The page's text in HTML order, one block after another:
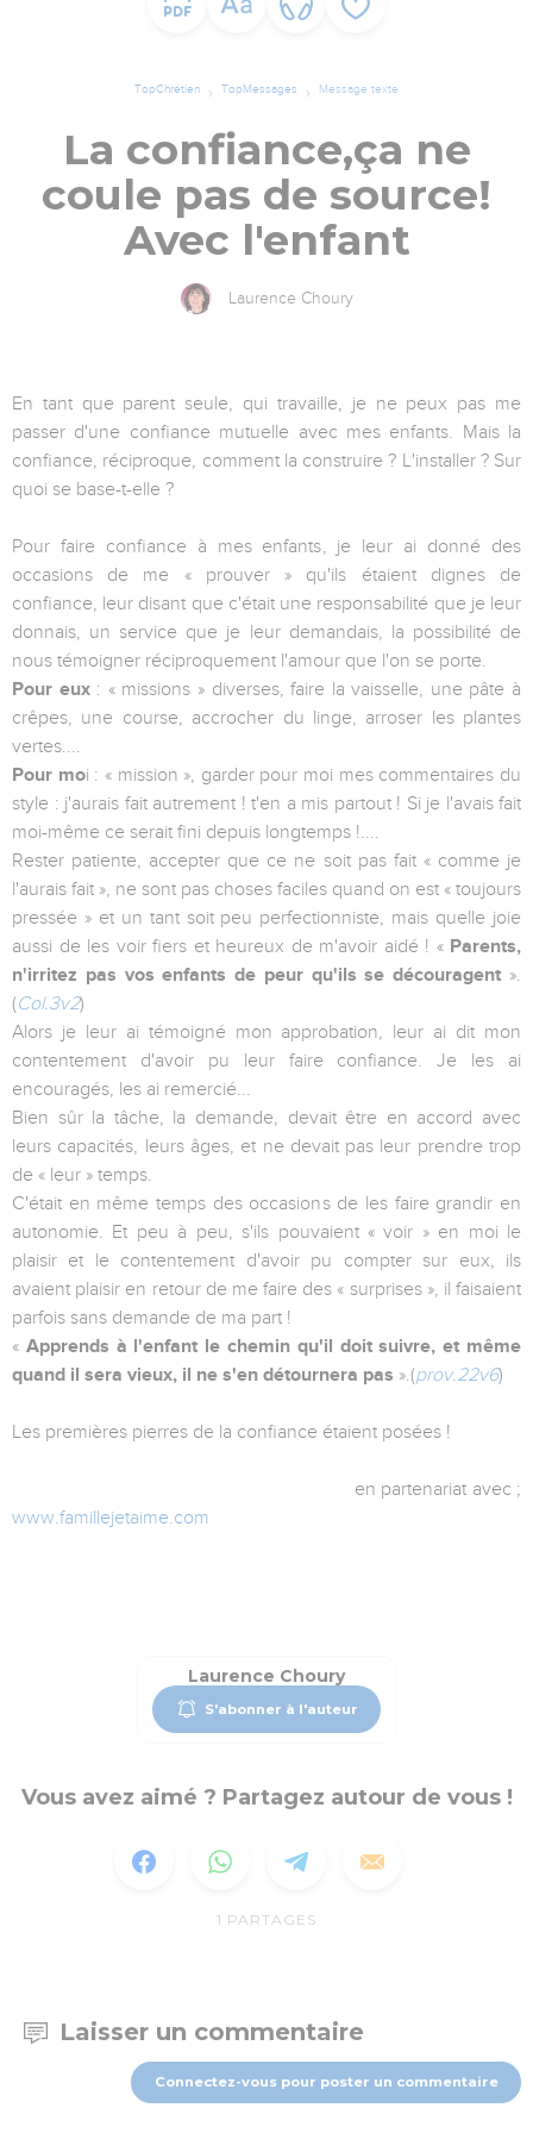
TopChrétien TopMessages Message texte
La confiance,ça ne
coule pas de source!
Avec l'enfant
Laurence Choury
En tant que parent seule, qui travaille, je ne peux pas me
passer d'une confiance mutuelle avec mes enfants. Mais la
confiance, réciproque, comment la construire ? L'installer ? Sur
quoi se base-t-elle ?
Pour faire confiance à mes enfants, je leur ai donné des
occasions de me « prouver » qu'ils étaient dignes de
confiance, leur disant que c'était une responsabilité que je leur
donnais, un service que je leur demandais, la possibilité de
nous témoigner réciproquement l'amour que l'on se porte.
Pour eux: « missions » diverses, faire la vaisselle, une pâte à
crêpes, une course, accrocher du linge, arroser les plantes
vertes....
Pour moi : « mission », garder pour moi mes commentaires du
style : j'aurais fait autrement ! t'en a mis partout ! Si je l'avais fait
moi-même ce serait fini depuis longtemps !....
Rester patiente, accepter que ce ne soit pas fait « comme je
l'aurais fait », ne sont pas choses faciles quand on est « toujours
pressée » et un tant soit peu perfectionniste, mais quelle joie
aussi de les voir fiers et heureux de m'avoir aidé ! «Parents,
n'irritez pas vos enfants de peur qu'ils se découragent ».
(Col.3v2)
Alors je leur ai témoigné mon approbation, leur ai dit mon
contentement d'avoir pu leur faire confiance. Je les ai
encouragés, les ai remercié...
Bien sûr la tâche, la demande, devait être en accord avec
leurs capacités, leurs âges, et ne devait pas leur prendre trop
de « leur » temps.
C'était en même temps des occasions de les faire grandir en
autonomie. Et peu à peu, s'ils pouvaient « voir » en moi le
plaisir et le contentement d'avoir pu compter sur eux, ils
avaient plaisir en retour de me faire des « surprises », il faisaient
parfois sans demande de ma part !
« Apprends à l'enfant le chemin qu'il doit suivre, et même
quand il sera vieux, il ne s'en détournera pas ».(prov.22v6)
Les premières pierres de la confiance étaient posées !
en partenariat avec ;
www.famillejetaime.com
Laurence Choury
S'abonner à l'auteur
Vous avez aimé ? Partagez autour de vous !
1 PARTAGES
Laisser un commentaire
Connectez-vous pour poster un commentaire